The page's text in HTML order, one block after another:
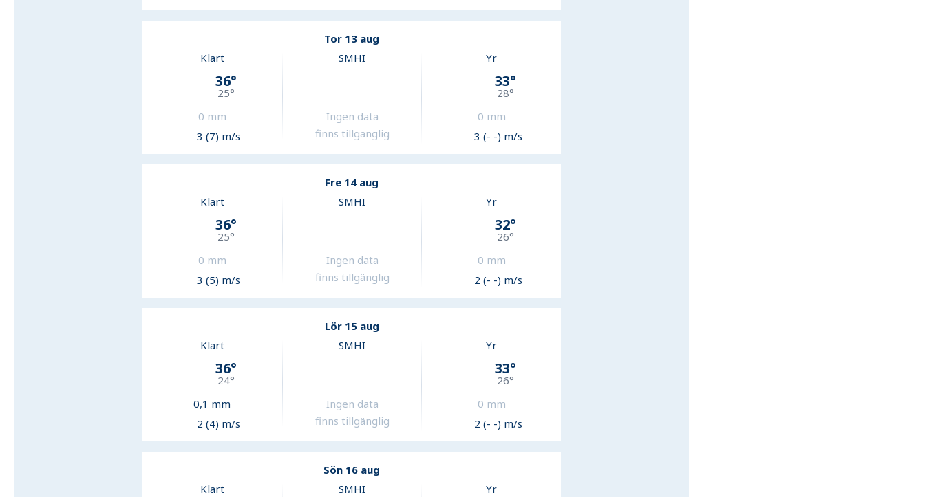
Tor 13 aug
Klart
36°
25°
0 mm
3 (7) m/s
SMHI
Ingen data
finns tillgänglig
Yr
33°
28°
0 mm
3 (- -) m/s
Fre 14 aug
Klart
36°
25°
0 mm
3 (5) m/s
SMHI
Ingen data
finns tillgänglig
Yr
32°
26°
0 mm
2 (- -) m/s
Lör 15 aug
Klart
36°
24°
0,1 mm
2 (4) m/s
SMHI
Ingen data
finns tillgänglig
Yr
33°
26°
0 mm
2 (- -) m/s
Sön 16 aug
Klart
SMHI Yr